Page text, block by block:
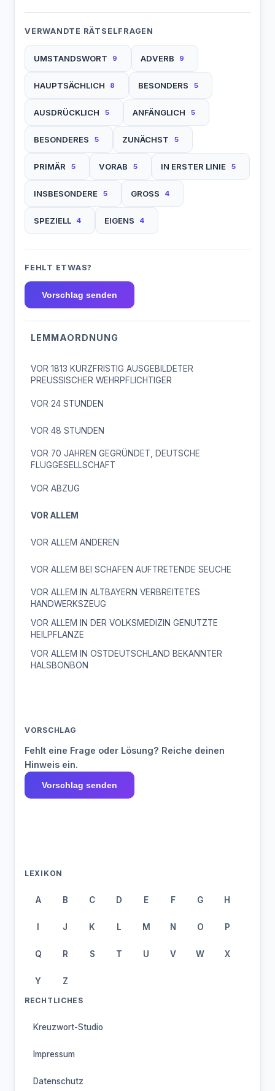
VERWANDTE RÄTSELFRAGEN
UMSTANDSWORT 9 ADVERB 9
HAUPTSÄCHLICH 8 BESONDERS 5
AUSDRÜCKLICH 5 ANFÄNGLICH 5
BESONDERES 5 ZUNÄCHST 5
PRIMÄR 5 VORAB 5 IN ERSTER LINIE 5
INSBESONDERE 5 GROSS 4
SPEZIELL 4 EIGENS 4
FEHLT ETWAS?
Vorschlag senden
LEMMAORDNUNG
VOR 1813 KURZFRISTIG AUSGEBILDETER
PREUSSISCHER WEHRPFLICHTIGER
VOR 24 STUNDEN
VOR 48 STUNDEN
VOR 70 JAHREN GEGRÜNDET, DEUTSCHE
FLUGGESELLSCHAFT
VOR ABZUG
VOR ALLEM
VOR ALLEM ANDEREN
VOR ALLEM BEI SCHAFEN AUFTRETENDE SEUCHE
VOR ALLEM IN ALTBAYERN VERBREITETES
HANDWERKSZEUG
VOR ALLEM IN DER VOLKSMEDIZIN GENUTZTE
HEILPFLANZE
VOR ALLEM IN OSTDEUTSCHLAND BEKANNTER
HALSBONBON
VORSCHLAG
Fehlt eine Frage oder Lösung? Reiche deinen
Hinweis ein.
Vorschlag senden
LEXIKON
A B C D E F G H
I J K L M N O P
Q R S T U V W X
Y Z
RECHTLICHES
Kreuzwort-Studio
Impressum
Datenschutz